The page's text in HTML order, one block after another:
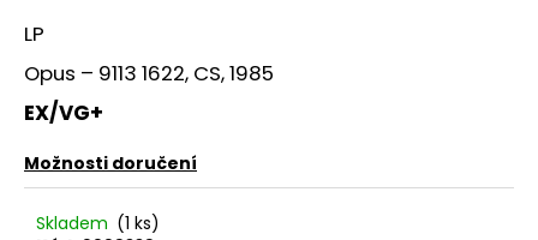
hvězdiček.
LP
Opus ‎– 9113 1622, CS, 1985
EX/VG+
Možnosti doručení
Skladem (1 ks)
o
p
r
u
č